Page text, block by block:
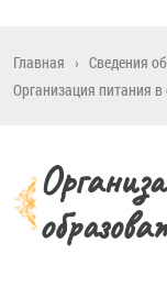
Главная › Сведения
Организация питания